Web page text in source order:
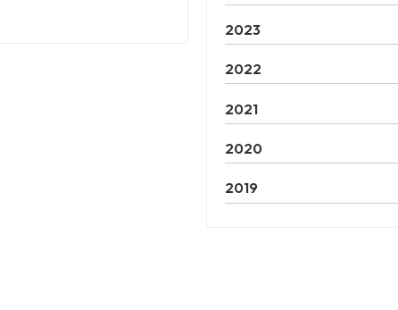
2023
2022
2021
2020
2019